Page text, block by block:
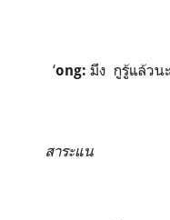
‘ong: มึง กูรู้แล้วน
สาระแน